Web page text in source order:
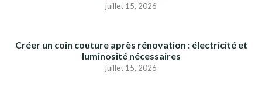
juillet 15, 2026
Créer un coin couture après rénovation : électricité et
luminosité nécessaires
juillet 15, 2026